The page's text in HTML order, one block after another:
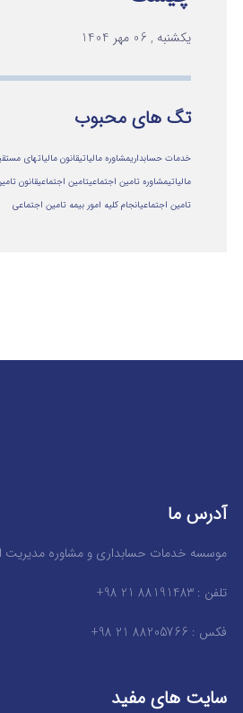
یکشنبه , 06 مهر 1404
تگ های محبوب
خدمات حسابداریمشاوره مالیاتیقانون مالیاتهای
مالياتيمشاوره تامین اجتماعیتامین اجتماعیقانون
تامین اجتماعیانجام کلیه امور بیمه تامین اجتماعی
آدرس ما
موسسه خدمات حسابداری و مشاوره مدیریت
تلفن : 88191483 21 98+
فکس : 88205766 21 98+
سایت های مفید